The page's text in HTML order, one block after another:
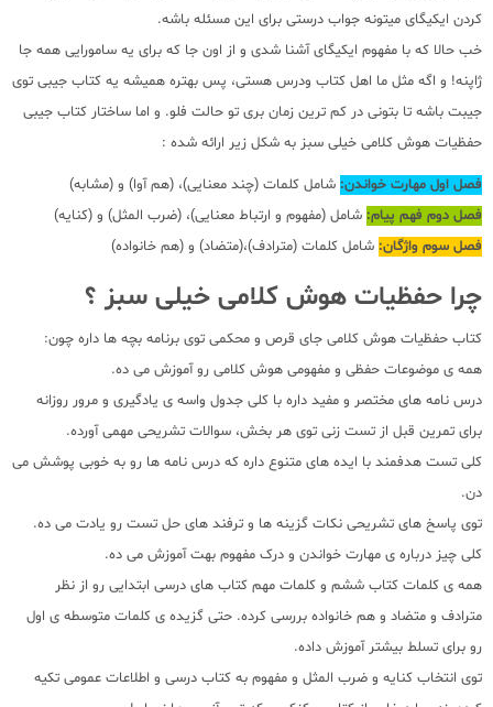
کردن ایکیگای میتونه جواب درستی برای این مسئله باشه.
خب حالا که با مفهوم ایکیگای آشنا شدی و از اون جا که برای یه سامورایی همه جا
ژاپنه! و اگه مثل ما اهل کتاب ودرس هستی، پس بهتره همیشه یه کتاب جیبی توی
جیبت باشه تا بتونی در کم ترین زمان بری تو حالت فلو. و اما ساختار کتاب جیبی
حفظیات هوش کلامی خیلی سبز به شکل زیر ارائه شده :
فصل اول مهارت خواندن: شامل کلمات (چند معنایی)، (هم آوا) و (مشابه)
فصل دوم فهم پیام: شامل (مفهوم و ارتباط معنایی)، (ضرب المثل) و (کنایه)
فصل سوم واژگان: شامل کلمات (مترادف)،(متضاد) و (هم خانواده)
چرا حفظیات هوش کلامی خیلی سبز ؟
کتاب حفظیات هوش کلامی جای قرص و محکمی توی برنامه بچه ها داره چون:
همه ی موضوعات حفظی و مفهومی هوش کلامی رو آموزش می ده.
درس نامه های مختصر و مفید داره با کلی جدول واسه ی یادگیری و مرور روزانه
برای تمرین قبل از تست زنی توی هر بخش، سوالات تشریحی مهمی آورده.
کلی تست هدفمند با ایده های متنوع داره که درس نامه ها رو به خوبی پوشش می
دن.
توی پاسخ های تشریحی نکات گزینه ها و ترفند های حل تست رو یادت می ده.
کلی چیز درباره ی مهارت خواندن و درک مفهوم بهت آموزش می ده.
همه ی کلمات کتاب ششم و کلمات مهم کتاب های درسی ابتدایی رو از نظر
مترادف و متضاد و هم خانواده بررسی کرده. حتی گزیده ی کلمات متوسطه ی اول
رو برای تسلط بیشتر آموزش داده.
توی انتخاب کنایه و ضرب المثل و مفهوم به کتاب درسی و اطلاعات عمومی تکیه